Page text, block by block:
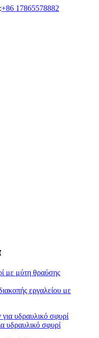
+86 17865578882
εργαλείου με
υδραυλικό σφυρί